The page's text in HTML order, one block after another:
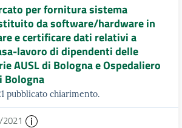
per fornitura sistema
da software/hardware in
e certificare dati relativi a
lavoro di dipendenti delle
AUSL di Bologna e Ospedaliero
Bologna
pubblicato chiarimento.